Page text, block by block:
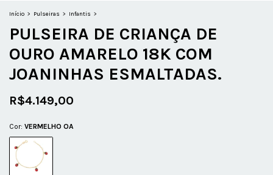
Início > Pulseiras > Infantis >
PULSEIRA DE CRIANÇA DE
OURO AMARELO 18K COM
JOANINHAS ESMALTADAS.
R$4.149,00
Cor: VERMELHO OA